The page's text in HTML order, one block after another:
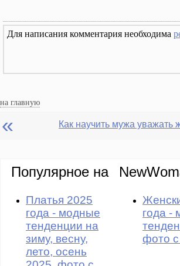
Для написания комментария необходима
на главную
« Как научить мужа уважать
Популярное на
Платья 2025
года - модные
тенденции на
зиму, весну,
лето, осень
года -
фото